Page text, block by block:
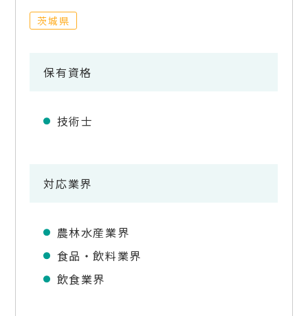
茨城県
保有資格
技術士
対応業界
農林水産業界
食品・飲料業界
飲食業界